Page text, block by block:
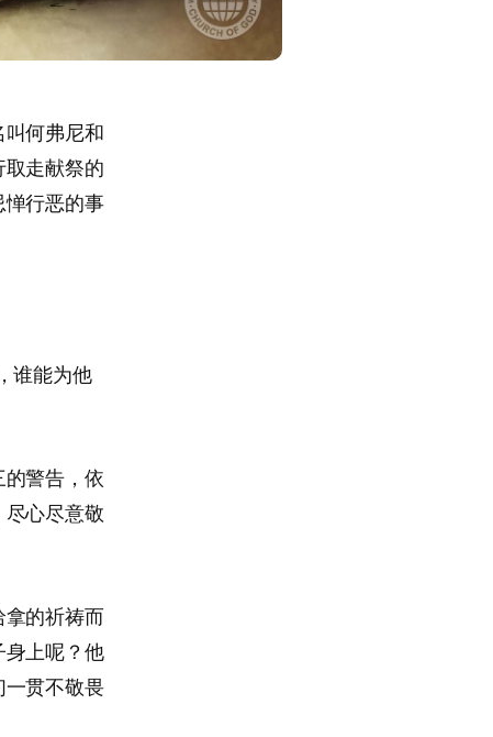
叫何弗尼和
取走献祭的
惮行恶的事
谁能为他
的警告，依
尽心尽意敬
拿的祈祷而
身上呢？他
一贯不敬畏